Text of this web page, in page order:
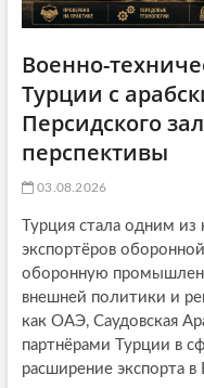
Военно-
Турции с
Персидского
перспективы
03.08.2026
Турция стала одним
экспортёров
оборонную
внешней политики и
как ОАЭ, Саудовская
партнёрами Турции в
расширение экспорта